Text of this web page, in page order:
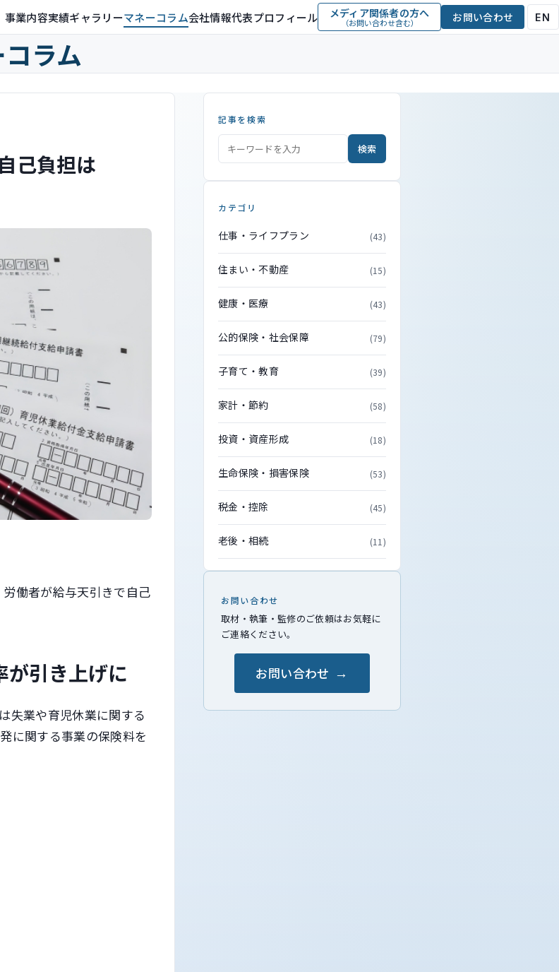
事業内容実績ギャラリーマネーコラム会社情報代表プロフィール メディア関係者の方へ
（お問い合わせ含む） お問い合わせ EN
ラム
己負担は
働者が給与天引きで自己
が引き上げに
失業や育児休業に関する
に関する事業の保険料を
記事を検索
検索
カテゴリ
仕事・ライフプラン (43)
住まい・不動産 (15)
健康・医療 (43)
公的保険・社会保障 (79)
子育て・教育 (39)
家計・節約 (58)
投資・資産形成 (18)
生命保険・損害保険 (53)
税金・控除 (45)
老後・相続 (11)
お問い合わせ
取材・執筆・監修のご依頼はお気軽に
ご連絡ください。
お問い合わせ